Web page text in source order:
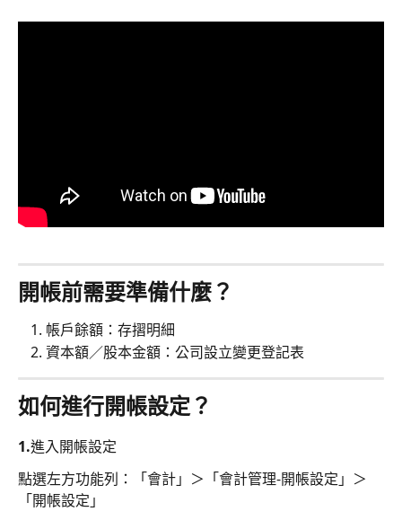
開帳前需要準備什麼？
帳戶餘額：存摺明細
資本額／股本金額：公司設立變更登記表
如何進行開帳設定？
1.進入開帳設定
點選左方功能列：「會計」＞「會計管理-開帳設定」＞
「開帳設定」